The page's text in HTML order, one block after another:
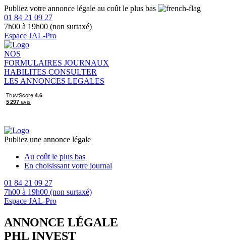
Publiez votre annonce légale au coût le plus bas
01 84 21 09 27
7h00 à 19h00 (non surtaxé)
Espace JAL-Pro
NOS
FORMULAIRES JOURNAUX
HABILITES CONSULTER
LES ANNONCES LEGALES
Publiez une annonce légale
Au coût le plus bas
En choisissant votre journal
01 84 21 09 27
7h00 à 19h00 (non surtaxé)
Espace JAL-Pro
ANNONCE LÉGALE
PHL INVEST